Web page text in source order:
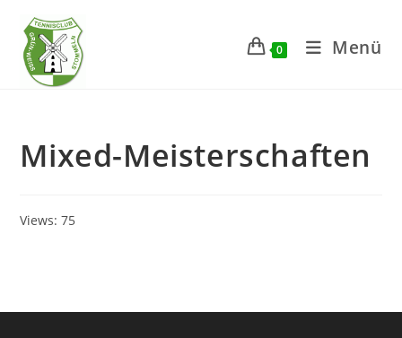
Inhalt
springen
0 Menü
Mixed-Meisterschaften
Views: 75